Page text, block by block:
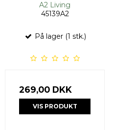
A2 Living
45139A2
På lager (1 stk.)
269,00 DKK
VIS PRODUKT